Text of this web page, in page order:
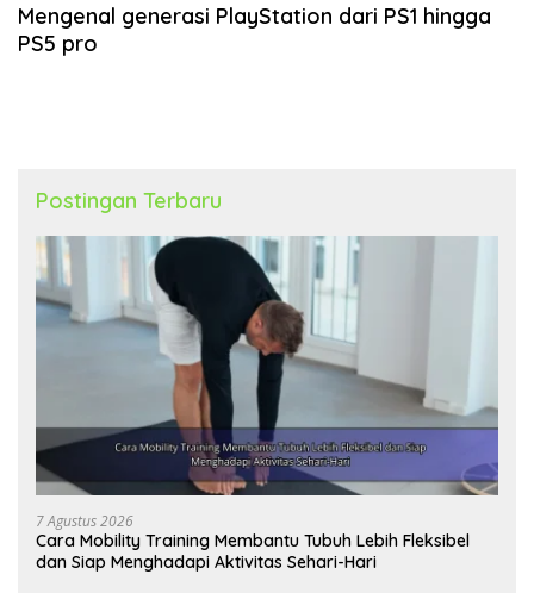
Mengenal generasi PlayStation dari PS1 hingga
PS5 pro
Postingan Terbaru
7 Agustus 2026
Cara Mobility Training Membantu Tubuh Lebih Fleksibel
dan Siap Menghadapi Aktivitas Sehari-Hari